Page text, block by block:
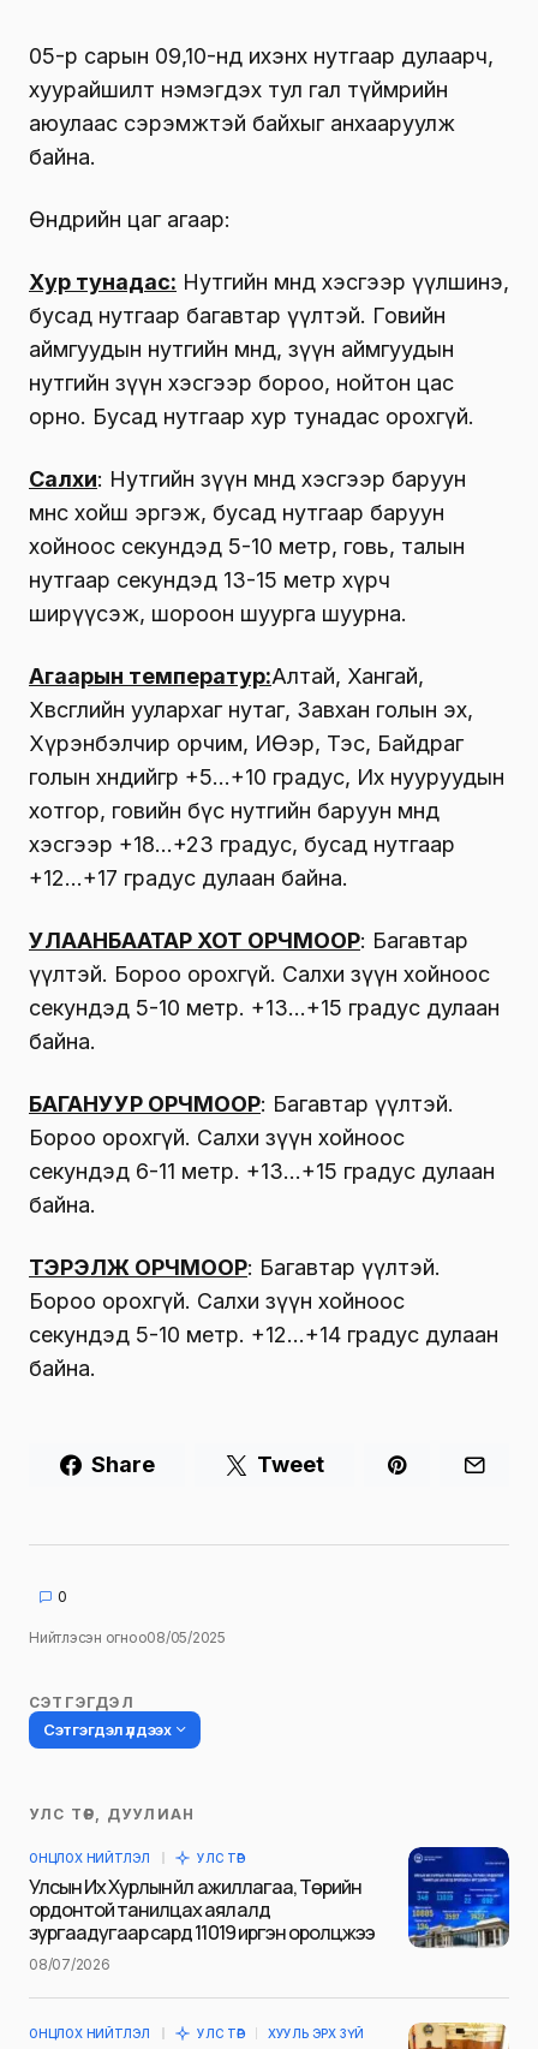
05-р сарын 09,10-нд ихэнх нутгаар дулаарч,
хуурайшилт нэмэгдэх тул гал түймрийн
аюулаас сэрэмжтэй байхыг анхааруулж
байна.
Өнөөдрийн цаг агаар:
Хур тунадас: Нутгийн өмнөд хэсгээр үүлшинэ,
бусад нутгаар багавтар үүлтэй. Говийн
аймгуудын нутгийн өмнөд, зүүн аймгуудын
нутгийн зүүн хэсгээр бороо, нойтон цас
орно. Бусад нутгаар хур тунадас орохгүй.
Салхи: Нутгийн зүүн өмнөд хэсгээр баруун
өмнөөс хойш эргэж, бусад нутгаар баруун
хойноос секундэд 5-10 метр, говь, талын
нутгаар секундэд 13-15 метр хүрч
ширүүсэж, шороон шуурга шуурна.
Агаарын температур:Алтай, Хангай,
Хөвсгөлийн уулархаг нутаг, Завхан голын эх,
Хүрэнбэлчир орчим, ИӨэр, Тэс, Байдраг
голын хөндийгөөр +5…+10 градус, Их нууруудын
хотгор, говийн бүс нутгийн баруун өмнөд
хэсгээр +18…+23 градус, бусад нутгаар
+12…+17 градус дулаан байна.
УЛААНБААТАР ХОТ ОРЧМООР: Багавтар
үүлтэй. Бороо орохгүй. Салхи зүүн хойноос
секундэд 5-10 метр. +13…+15 градус дулаан
байна.
БАГАНУУР ОРЧМООР: Багавтар үүлтэй.
Бороо орохгүй. Салхи зүүн хойноос
секундэд 6-11 метр. +13…+15 градус дулаан
байна.
ТЭРЭЛЖ ОРЧМООР: Багавтар үүлтэй.
Бороо орохгүй. Салхи зүүн хойноос
секундэд 5-10 метр. +12…+14 градус дулаан
байна.
Share Tweet
0
Нийтлэсэн огноо08/05/2025
СЭТГЭГДЭЛ
Сэтгэгдэл үлдээх
Таны имэйл хаягийг нийтлэхгүй.
тэмдэглэсэн
Name
УЛС ТӨР, ДУУЛИАН
ОНЦЛОХ НИЙТЛЭЛ УЛС ТӨР
Улсын Их Хурлын үйл ажиллагаа, Төрийн
ордонтой танилцах аялалд
зургаадугаар сард 11019 иргэн оролцжээ
08/07/2026
ОНЦЛОХ НИЙТЛЭЛ УЛС ТӨР ХУУЛЬ ЭРХ ЗҮЙ